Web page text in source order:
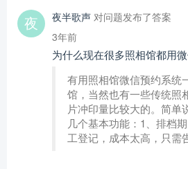
夜半歌声 对问题发布了答案
3年前
为什么现在很多照相馆都用
有用照相馆微信预约系统
馆，当然也有一些传统照
片冲印量比较大的。简单
几个基本功能：1、排档
工登记，成本太高，只需